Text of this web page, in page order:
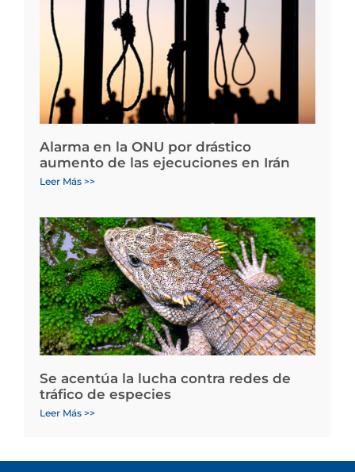
Alarma en la ONU por drástico
aumento de las ejecuciones en Irán
Leer Más >>
Se acentúa la lucha contra redes de
tráfico de especies
Leer Más >>